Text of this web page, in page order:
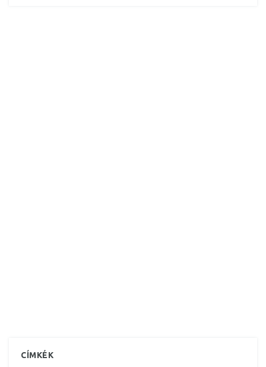
CÍMKÉK